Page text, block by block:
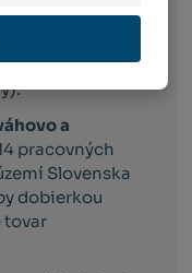
do 3
na celom
spôsobu
a
pracovných
Slovenska
dobierkou
tovar